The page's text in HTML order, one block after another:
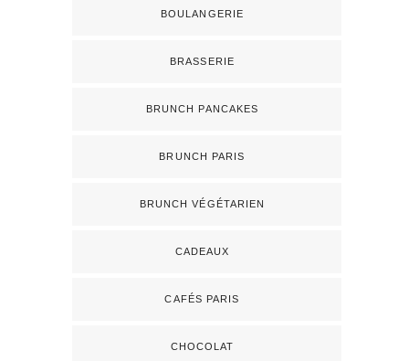
BOULANGERIE
BRASSERIE
BRUNCH PANCAKES
BRUNCH PARIS
BRUNCH VÉGÉTARIEN
CADEAUX
CAFÉS PARIS
CHOCOLAT